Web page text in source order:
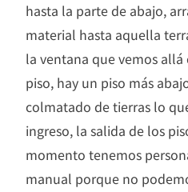
hasta la parte de abajo,
material hasta aquella
la ventana que vemos allá
piso, hay un piso más
colmatado de tierras lo
ingreso, la salida de los
momento tenemos
manual porque no